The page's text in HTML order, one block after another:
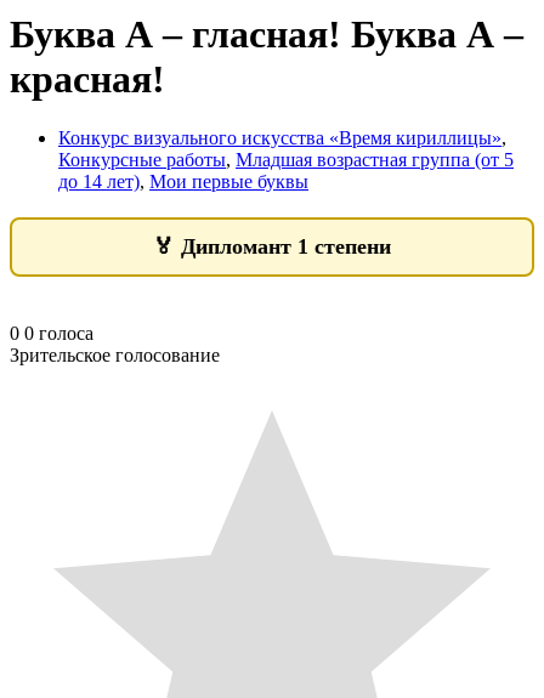
Буква А – гласная! Буква А –
красная!
Конкурс визуального искусства «Время кириллицы»,
Конкурсные работы, Младшая возрастная группа (от 5
до 14 лет), Мои первые буквы
🏅 Дипломант 1 степени
0 0 голоса
Зрительское голосование